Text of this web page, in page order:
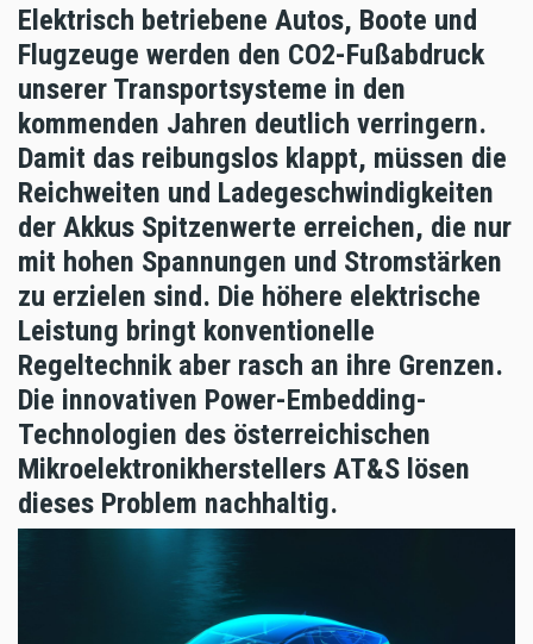
Elektrisch betriebene Autos, Boote und
Flugzeuge werden den CO2-Fußabdruck
unserer Transportsysteme in den
kommenden Jahren deutlich verringern.
Damit das reibungslos klappt, müssen die
Reichweiten und Ladegeschwindigkeiten
der Akkus Spitzenwerte erreichen, die nur
mit hohen Spannungen und Stromstärken
zu erzielen sind. Die höhere elektrische
Leistung bringt konventionelle
Regeltechnik aber rasch an ihre Grenzen.
Die innovativen Power-Embedding-
Technologien des österreichischen
Mikroelektronikherstellers AT&S lösen
dieses Problem nachhaltig.